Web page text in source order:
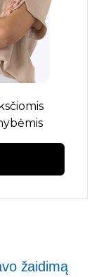
žaidimą